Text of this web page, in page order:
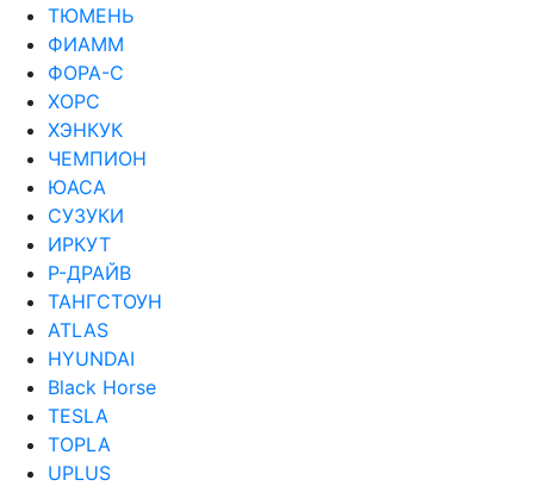
ТЮМЕНЬ
ФИАММ
ФОРА-С
ХОРС
ХЭНКУК
ЧЕМПИОН
ЮАСА
СУЗУКИ
ИРКУТ
Р-ДРАЙВ
ТАНГСТОУН
ATLAS
HYUNDAI
Black Horse
TESLA
TOPLA
UPLUS